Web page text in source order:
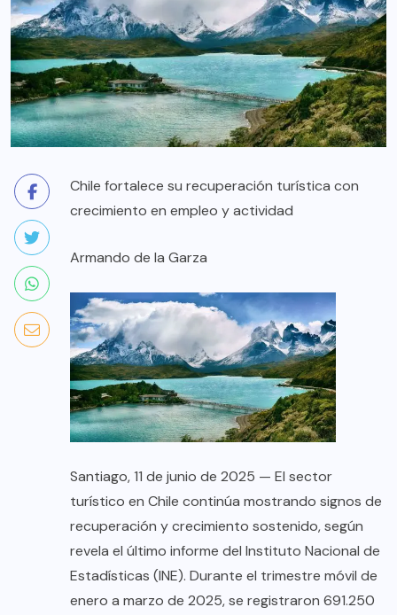
Chile fortalece su recuperación turística con
crecimiento en empleo y actividad
Armando de la Garza
Santiago, 11 de junio de 2025 — El sector
turístico en Chile continúa mostrando signos de
recuperación y crecimiento sostenido, según
revela el último informe del Instituto Nacional de
Estadísticas (INE). Durante el trimestre móvil de
enero a marzo de 2025, se registraron 691.250